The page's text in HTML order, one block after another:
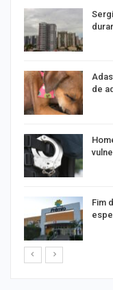
de
Fim